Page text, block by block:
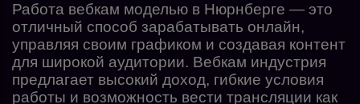
Работа вебкам моделью в Нюрнберге — это
отличный способ зарабатывать онлайн,
управляя своим графиком и создавая контент
для широкой аудитории. Вебкам индустрия
предлагает высокий доход, гибкие условия
работы и возможность вести трансляции как